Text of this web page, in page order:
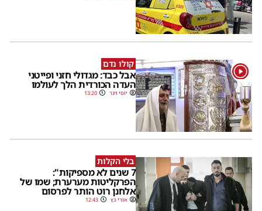
1 קולו נדם
אבל כבד: מגדולי חזני ופייטני
העדה הכורדית הלך לעולמו
יוסי וינר 13:20
בלי הקלות
7 שנים לא מספיקות":
הפרקליטות מערערת; שמו של
אלחנן רוט הותר לפרסום
אורי כץ 12:43